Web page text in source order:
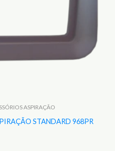
ASPIRAÇÃO
STANDARD 968PR